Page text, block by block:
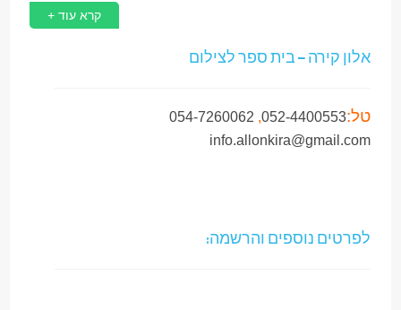
קרא עוד +
אלון קירה – בית ספר לצילום
טל:052-4400553
,
054-7260062
info.allonkira@gmail.com
לפרטים נוספים והרשמה: